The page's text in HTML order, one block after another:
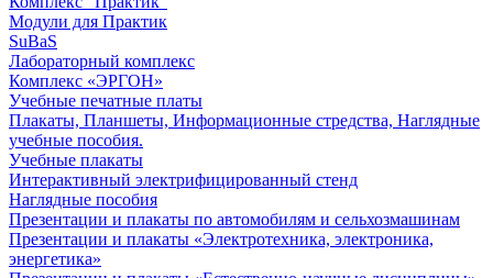
Модули для Практик
SuBaS
Лабораторный комплекс
Комплекс «ЭРГОН»
Учебные печатные платы
Плакаты, Планшеты, Информационные стредства, Наглядные
учебные пособия.
Учебные плакаты
Интерактивный электрифицированный стенд
Наглядные пособия
Презентации и плакаты по автомобилям и сельхозмашинам
Презентации и плакаты «Электротехника, электроника,
энергетика»